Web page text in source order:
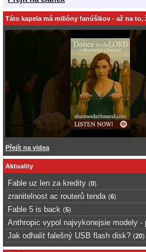
Táto kapela má milióny fanúšikov - až na to,
Přejít na videa
Aktuality
Fable uz len za kredity (0)
zranitelnost ac routerů tenda (6)
Fable 5 is back (5)
Anthropic vypol najvykonejsie modely -
Jak odhalit falešný USB flash disk? (20)